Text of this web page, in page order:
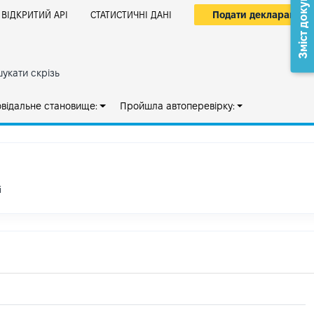
ВІДКРИТИЙ АРІ СТАТИСТИЧНІ ДАНІ Подати декларацію
скрізь
становище: Пройшла автоперевірку: